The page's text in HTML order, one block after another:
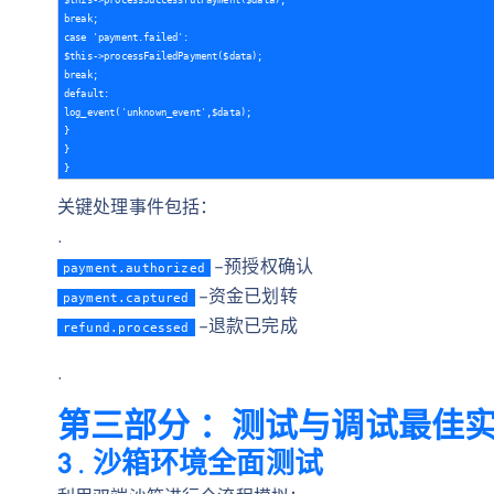
break;
case 'payment.failed':
$this->processFailedPayment($data);
break;
default:
log_event('unknown_event',$data);
}
}
关键处理事件包括：
.
payment.authorized –预授权确认
payment.captured –资金已划转
refund.processed –退款已完成
.
第三部分 ：测试与调试最佳
3 . 沙箱环境全面测试